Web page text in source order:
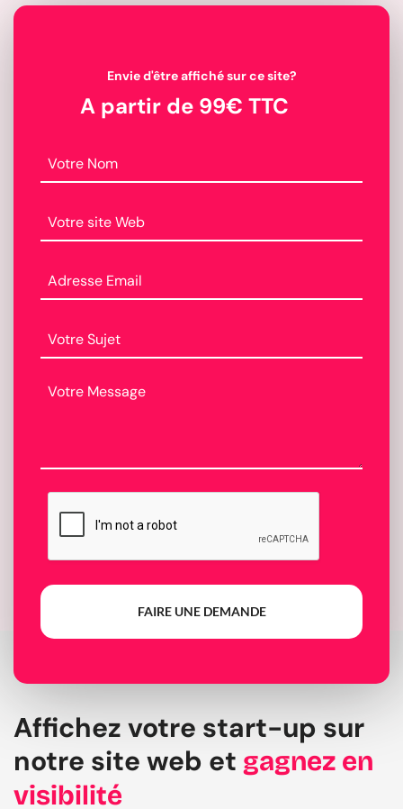
Envie d'être affiché sur ce site?
A partir de 99€ TTC
FAIRE UNE DEMANDE
Affichez votre start-up sur
notre site web et gagnez en
visibilité